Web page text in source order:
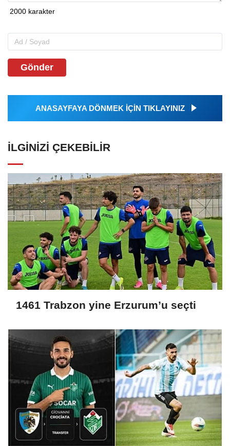
Gönder
ANASAYFAYA DÖNMEK İÇİN TIKLAYINIZ
İLGINIZI ÇEKEBILIR
1461 Trabzon yine Erzurum’u seçti